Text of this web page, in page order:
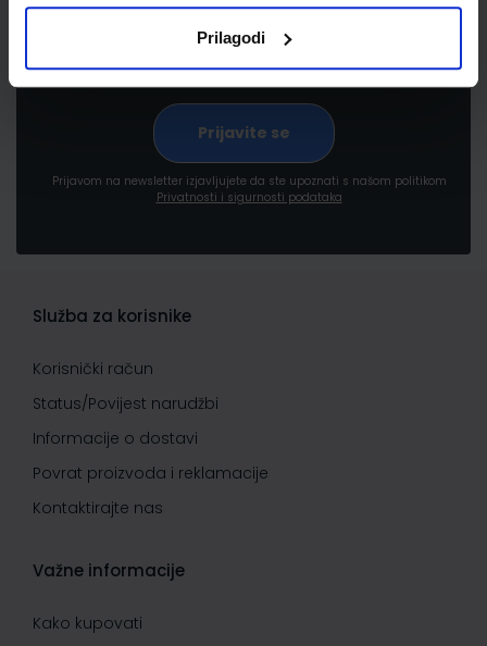
Prilagodi
Prijavom na newsletter izjavljujete da ste upoznati s našom politikom
Privatnosti i sigurnosti podataka
Služba za korisnike
Korisnički račun
Status/Povijest narudžbi
Informacije o dostavi
Povrat proizvoda i reklamacije
Kontaktirajte nas
Važne informacije
Kako kupovati